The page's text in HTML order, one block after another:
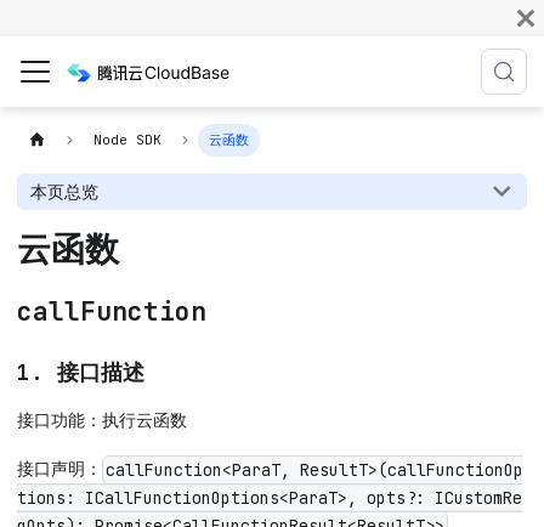
Node SDK 云函数
本页总览
云函数
callFunction
1. 接口描述
接口功能：执行云函数
接口声明： callFunction<ParaT, ResultT>(callFunctionOp
tions: ICallFunctionOptions<ParaT>, opts?: ICustomRe